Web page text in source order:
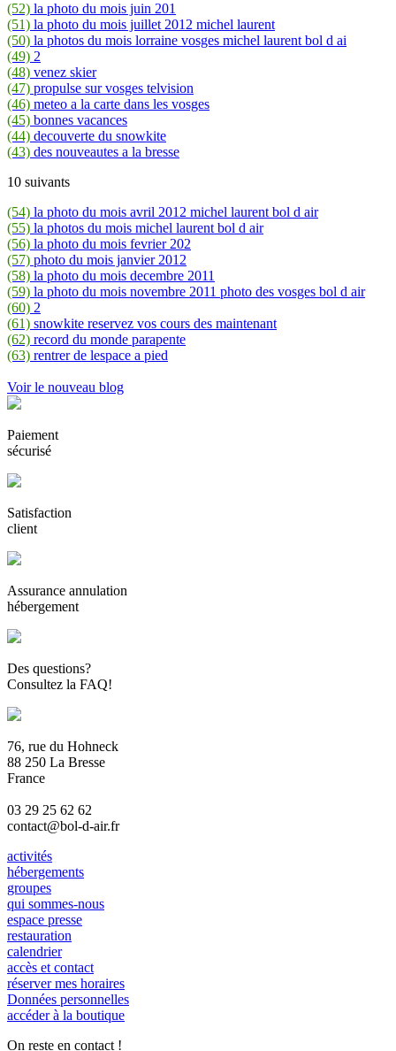
(52) la photo du mois juin 201
(51) la photo du mois juillet 2012 michel laurent
(50) la photos du mois lorraine vosges michel laurent bol d ai
(49) 2
(48) venez skier
(47) propulse sur vosges telvision
(46) meteo a la carte dans les vosges
(45) bonnes vacances
(44) decouverte du snowkite
(43) des nouveautes a la bresse
10 suivants
(54) la photo du mois avril 2012 michel laurent bol d air
(55) la photos du mois michel laurent bol d air
(56) la photo du mois fevrier 202
(57) photo du mois janvier 2012
(58) la photo du mois decembre 2011
(59) la photo du mois novembre 2011 photo des vosges bol d air
(60) 2
(61) snowkite reservez vos cours des maintenant
(62) record du monde parapente
(63) rentrer de lespace a pied
Voir le nouveau blog
Paiement
sécurisé
Satisfaction
client
Assurance annulation
hébergement
Des questions?
Consultez la FAQ!
76, rue du Hohneck
88 250 La Bresse
France
03 29 25 62 62
contact@bol-d-air.fr
activités
hébergements
groupes
qui sommes-nous
espace presse
restauration
calendrier
accès et contact
réserver mes horaires
Données personnelles
accéder à la boutique
On reste en contact !